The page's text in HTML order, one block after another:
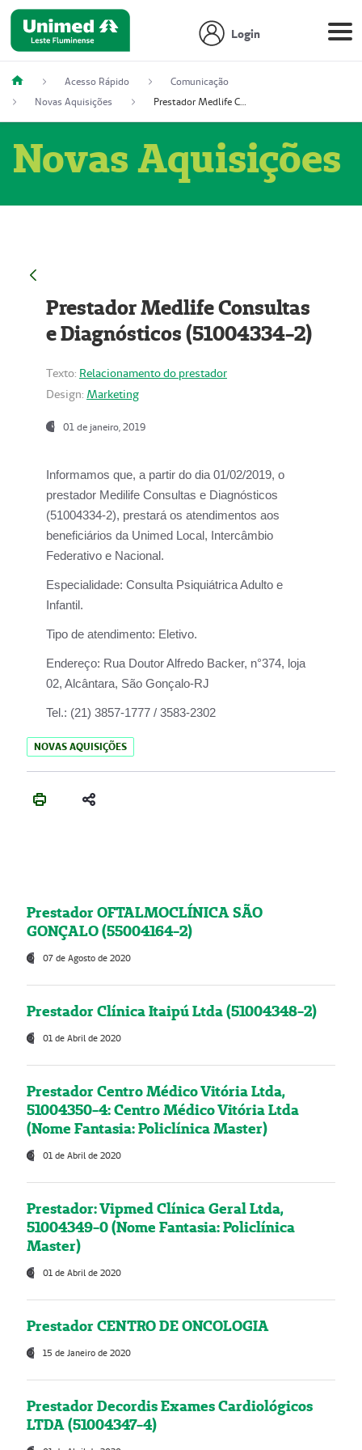
Login
Acesso Rápido
Comunicação
Novas Aquisições
Prestador Medlife Consultas e Diagnósticos (51004334-2)
Novas Aquisições
Prestador Medlife Consultas
e Diagnósticos (51004334-2)
Texto: Relacionamento do prestador
Design: Marketing
01 de janeiro, 2019
Informamos que, a partir do dia 01/02/2019, o
prestador Medilife Consultas e Diagnósticos
(51004334-2), prestará os atendimentos aos
beneficiários da Unimed Local, Intercâmbio
Federativo e Nacional.
Especialidade: Consulta Psiquiátrica Adulto e
Infantil.
Tipo de atendimento: Eletivo.
Endereço: Rua Doutor Alfredo Backer, n°374, loja
02, Alcântara, São Gonçalo-RJ
Tel.: (21) 3857-1777 / 3583-2302
NOVAS AQUISIÇÕES
Prestador OFTALMOCLÍNICA SÃO
GONÇALO (55004164-2)
07 de Agosto de 2020
Prestador Clínica Itaipú Ltda (51004348-2)
01 de Abril de 2020
Prestador Centro Médico Vitória Ltda,
51004350-4: Centro Médico Vitória Ltda
(Nome Fantasia: Policlínica Master)
01 de Abril de 2020
Prestador: Vipmed Clínica Geral Ltda,
51004349-0 (Nome Fantasia: Policlínica
Master)
01 de Abril de 2020
Prestador CENTRO DE ONCOLOGIA
15 de Janeiro de 2020
Prestador Decordis Exames Cardiológicos
LTDA (51004347-4)